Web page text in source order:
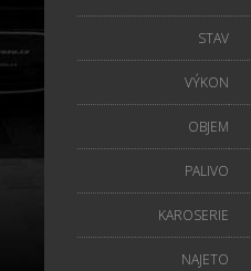
STAV
VÝKON
OBJEM
PALIVO
KAROSERIE
NAJETO